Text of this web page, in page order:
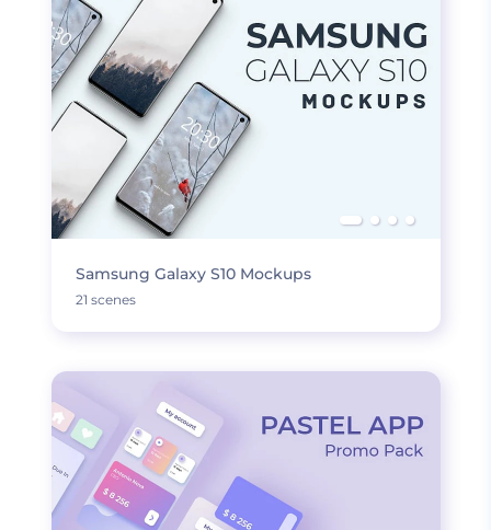
Samsung Galaxy S10 Mockups
21 scenes